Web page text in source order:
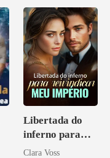
Libertada do
inferno para
reivindicar meu
Clara Voss